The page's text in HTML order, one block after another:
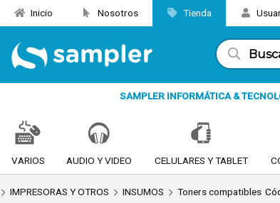
Inicio Nosotros Tienda
SAMPLER INFORMÁTICA &
VARIOS AUDIO Y VIDEO CELULARES Y TABLET
IMPRESORAS Y OTROS INSUMOS Toners compatibles